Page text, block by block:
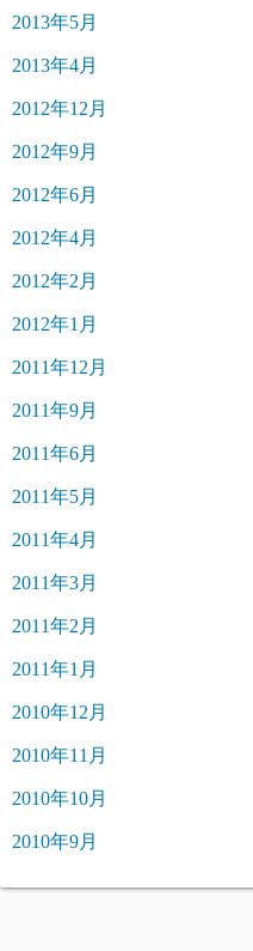
2013年5月
2013年4月
2012年12月
2012年9月
2012年6月
2012年4月
2012年2月
2012年1月
2011年12月
2011年9月
2011年6月
2011年5月
2011年4月
2011年3月
2011年2月
2011年1月
2010年12月
2010年11月
2010年10月
2010年9月